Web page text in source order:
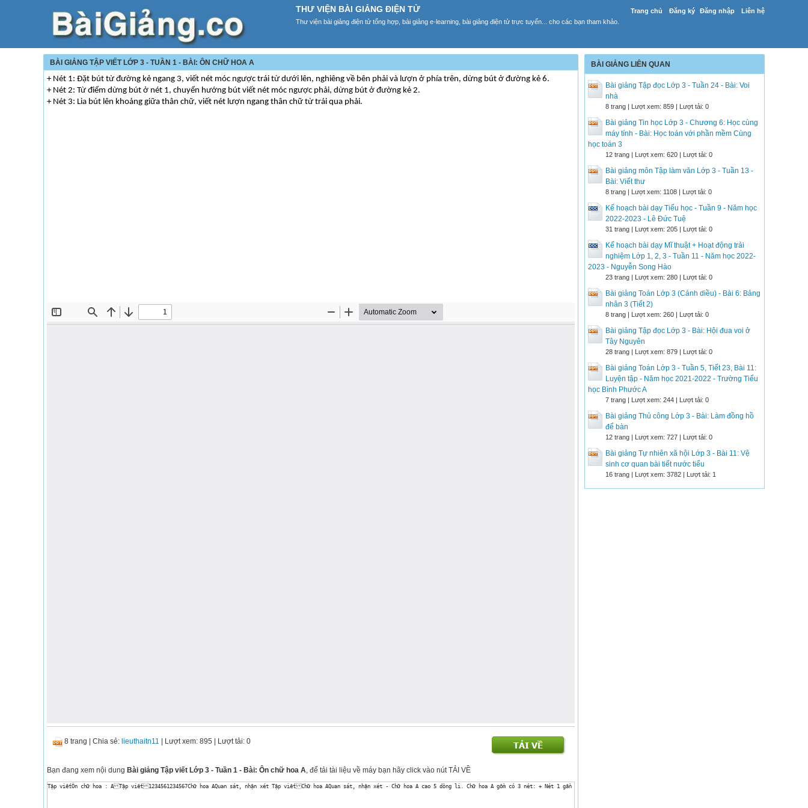
Trang chủ Đăng ký Đăng nhập Liên hệ
THƯ VIỆN BÀI GIẢNG ĐIỆN TỬ
Thư viện bài giảng điện tử tổng hợp, bài giảng e-learning, bài giảng điện tử trực tuyến... cho các bạn tham khảo.
BÀI GIẢNG TẬP VIẾT LỚP 3 - TUẦN 1 - BÀI: ÔN CHỮ HOA A
+ Nét 1: Đặt bút từ đường kẻ ngang 3, viết nét móc ngược trái từ dưới lên, nghiêng về bên phải và lượn ở phía trên, dừng bút ở đường kẻ 6.
+ Nét 2: Từ điểm dừng bút ở nét 1, chuyển hướng bút viết nét móc ngược phải, dừng bút ở đường kẻ 2.
+ Nét 3: Lia bút lên khoảng giữa thân chữ, viết nét lượn ngang thân chữ từ trái qua phải.
8 trang Chia sẻ: lieuthaitn11 | Lượt xem: 895 | Lượt tải: 0
Bạn đang xem nội dung Bài giảng Tập viết Lớp 3 - Tuần 1 - Bài: Ôn chữ hoa A, để tải tài liệu về máy bạn hãy click vào nút TẢI VỀ
Tập viếtÔn chữ hoa : ATập viết1234561234567Chữ hoa AQuan sát, nhận xét Tập viếtChữ hoa AQuan sát, nhận xét - Chữ hoa A cao 5 dòng li. Chữ hoa A gồm có 3 nét: + Nét 1 gần giống nét móc ngược trái nhưng hơi lượn ở phía trên và nghiêng
BÀI GIẢNG LIÊN QUAN
Bài giảng Tập đọc Lớp 3 - Tuần 24 - Bài: Voi
nhà
8 trang | Lượt xem: 859 | Lượt tải: 0
Bài giảng Tin học Lớp 3 - Chương 6: Học cùng
máy tính - Bài: Học toán với phần mềm Cùng
học toán 3
12 trang | Lượt xem: 620 | Lượt tải: 0
Bài giảng môn Tập làm văn Lớp 3 - Tuần 13 -
Bài: Viết thư
8 trang | Lượt xem: 1108 | Lượt tải: 0
Kế hoạch bài dạy Tiểu học - Tuần 9 - Năm học
2022-2023 - Lê Đức Tuệ
31 trang | Lượt xem: 205 | Lượt tải: 0
Kế hoạch bài dạy Mĩ thuật + Hoạt động trải
nghiệm Lớp 1, 2, 3 - Tuần 11 - Năm học 2022-
2023 - Nguyễn Song Hào
23 trang | Lượt xem: 280 | Lượt tải: 0
Bài giảng Toán Lớp 3 (Cánh diều) - Bài 6: Bảng
nhân 3 (Tiết 2)
8 trang | Lượt xem: 260 | Lượt tải: 0
Bài giảng Tập đọc Lớp 3 - Bài: Hội đua voi ở
Tây Nguyên
28 trang | Lượt xem: 879 | Lượt tải: 0
Bài giảng Toán Lớp 3 - Tuần 5, Tiết 23, Bài 11:
Luyện tập - Năm học 2021-2022 - Trường Tiểu
học Bình Phước A
7 trang | Lượt xem: 244 | Lượt tải: 0
Bài giảng Thủ công Lớp 3 - Bài: Làm đồng hồ
để bàn
12 trang | Lượt xem: 727 | Lượt tải: 0
Bài giảng Tự nhiên xã hội Lớp 3 - Bài 11: Vệ
sinh cơ quan bài tiết nước tiểu
16 trang | Lượt xem: 3782 | Lượt tải: 1